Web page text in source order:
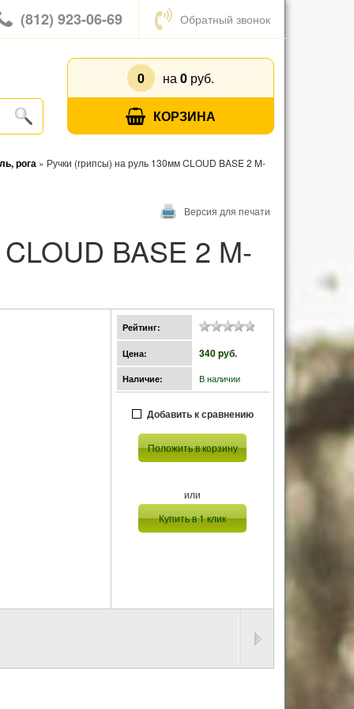
(812) 923-06-69 Обратный звонок
0 на 0руб.
КОРЗИНА
рога » Ручки (грипсы) на руль 130мм CLOUD BASE 2 M-
Версия для печати
Рейтинг:
Цена: 340 pуб.
Наличие: В наличии
Добавить к сравнению
Положить в корзину
или
Купить в 1 клик